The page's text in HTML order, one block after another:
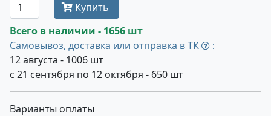
Купить
Всего в наличии - 1656 шт
Самовывоз, доставка или отправка в ТК
:
12 августа - 1006 шт
с 21 сентября по 12 октября - 650 шт
Варианты оплаты